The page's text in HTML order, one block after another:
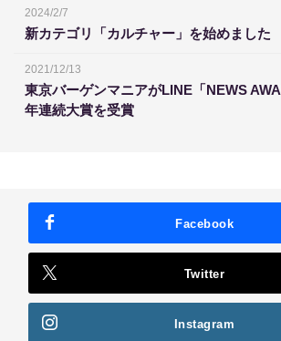
2024/2/7
新カテゴリ「カルチャー」を始めました
2021/12/13
東京バーゲンマニアがLINE「NEWS
年連続大賞を受賞
Facebook
Twitter
Instagram